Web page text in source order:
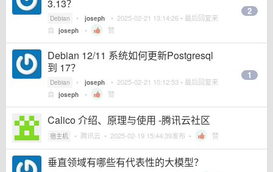
3.13？
Debian • joseph • 2025-02-21 13:14:26 • 最后回复来
自 joseph • 赞
2
Debian 12/11 系统如何更新Postgresql
到 17？
Debian • joseph • 2025-02-21 10:12:53 • 最后回复来
自 joseph • 赞
1
Calico 介绍、原理与使用 -腾讯云社区
宿主机 • 腾讯云 • 2025-02-19 15:44:39发布 • 赞
垂直领域有哪些有代表性的大模型？